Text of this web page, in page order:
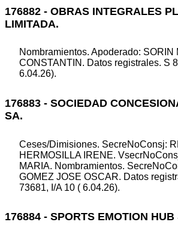
176882 - OBRAS INTEGRALES
LIMITADA.
Nombramientos. Apoderado: SORIN
CONSTANTIN. Datos registrales. S
6.04.26).
176883 - SOCIEDAD
SA.
Ceses/Dimisiones. SecreNoConsj:
HERMOSILLA IRENE.
MARIA. Nombramientos.
GOMEZ JOSE OSCAR. Datos
73681, I/A 10 ( 6.04.26).
176884 - SPORTS EMOTION HUB